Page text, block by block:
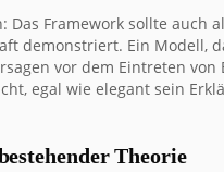
Das Framework sollte
demonstriert. Ein Modell,
vor dem Eintreten
egal wie elegant sein
Theorie